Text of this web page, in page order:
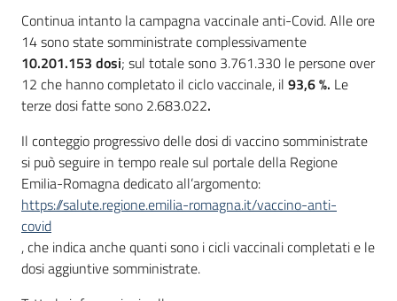
Continua intanto la campagna vaccinale anti-Covid. Alle ore
14 sono state somministrate complessivamente
10.201.153 dosi; sul totale sono 3.761.330 le persone over
12 che hanno completato il ciclo vaccinale, il 93,6 %. Le
terze dosi fatte sono 2.683.022.
Il conteggio progressivo delle dosi di vaccino somministrate
si può seguire in tempo reale sul portale della Regione
Emilia-Romagna dedicato all’argomento:
https://salute.regione.emilia-romagna.it/vaccino-anti-
covid
, che indica anche quanti sono i cicli vaccinali completati e le
dosi aggiuntive somministrate.